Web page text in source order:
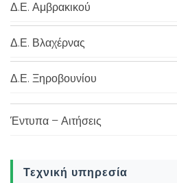
Δ.Ε. Αμβρακικού
Δ.Ε. Βλαχέρνας
Δ.Ε. Ξηροβουνίου
Έντυπα – Αιτήσεις
Τεχνική υπηρεσία